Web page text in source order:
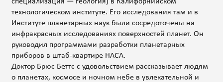
технологическом институте. Его исследования там и в
Институте планетарных наук были сосредоточены на
инфракрасных исследованиях поверхностей планет. Он
руководил программами разработки планетарных
приборов в штаб-квартире НАСА.
Доктор Брюс Беттс с удовольствием рассказывает людям
о планетах, космосе и ночном небе в увлекательной и